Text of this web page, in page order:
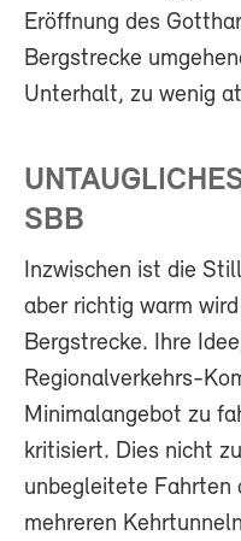
Eröffnung des
Bergstrecke
Unterhalt, zu wenig
SBB
Inzwischen ist die
aber richtig warm
Bergstrecke. Ihre
Regionalverkehrs-
Minimalangebot zu
kritisiert. Dies nicht
unbegleitete Fahrten
mehreren